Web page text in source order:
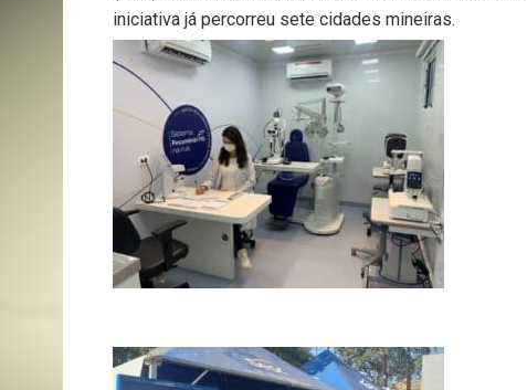
iniciativa já percorreu sete cidades mineiras.